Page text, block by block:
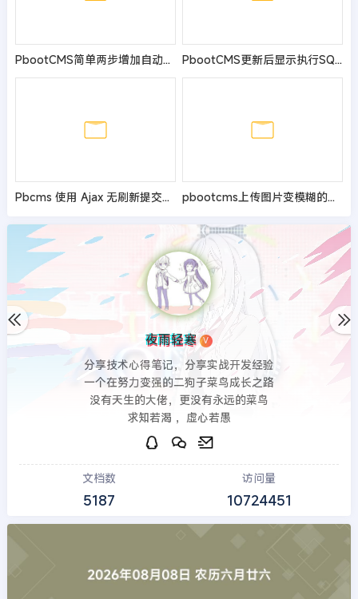
PbootCMS简单两步增加自动清理日志功能 PbootCMS更新后显示执行SQL发生错误！错误：Key 'ay_content_ext_contentid' doesn't exist in table 'e'的解决方法
Pbcms 使用 Ajax 无刷新提交留言及表单 pbootcms上传图片变模糊的解决方法
夜雨轻寒 V
分享技术心得笔记，分享实战开发经验
一个在努力变强的二狗子菜鸟成长之路
没有天生的大佬，更没有永远的菜鸟
求知若渴 ，虚心若愚
文档数
5187
访问量
10724451